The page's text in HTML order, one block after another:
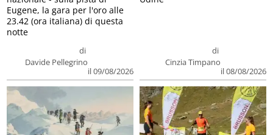
di
Davide Pellegrino
il 09/08/2026
Eugene, la gara per l'oro alle
23.42 (ora italiana) di questa
notte
di
Cinzia Timpano
il 08/08/2026